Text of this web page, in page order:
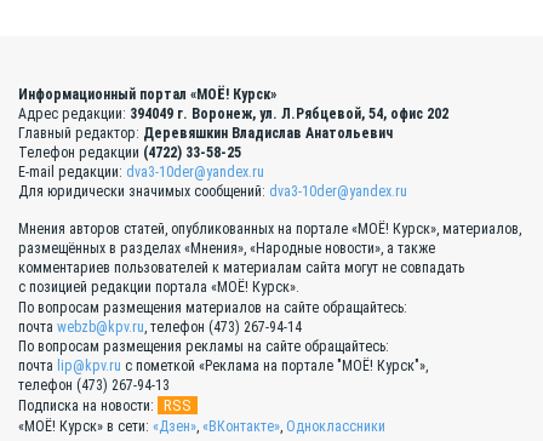
Информационный портал «МОЁ! Курск»
Адрес редакции: 394049 г. Воронеж, ул. Л.Рябцевой, 54, офис 202
Главный редактор: Деревяшкин Владислав Анатольевич
Телефон редакции (4722) 33-58-25
E-mail редакции: dva3-10der@yandex.ru
Для юридически значимых сообщений: dva3-10der@yandex.ru
Мнения авторов статей, опубликованных на портале «МОЁ! Курск», материалов,
размещённых в разделах «Мнения», «Народные новости», а также
комментариев пользователей к материалам сайта могут не совпадать
с позицией редакции портала «МОЁ! Курск».
По вопросам размещения материалов на сайте обращайтесь:
почта webzb@kpv.ru, телефон (473) 267-94-14
По вопросам размещения рекламы на сайте обращайтесь:
почта lip@kpv.ru с пометкой «Реклама на портале "МОЁ! Курск"»,
телефон (473) 267-94-13
Подписка на новости:
RSS
«МОЁ! Курск» в сети: «Дзен», «ВКонтакте», Одноклассники